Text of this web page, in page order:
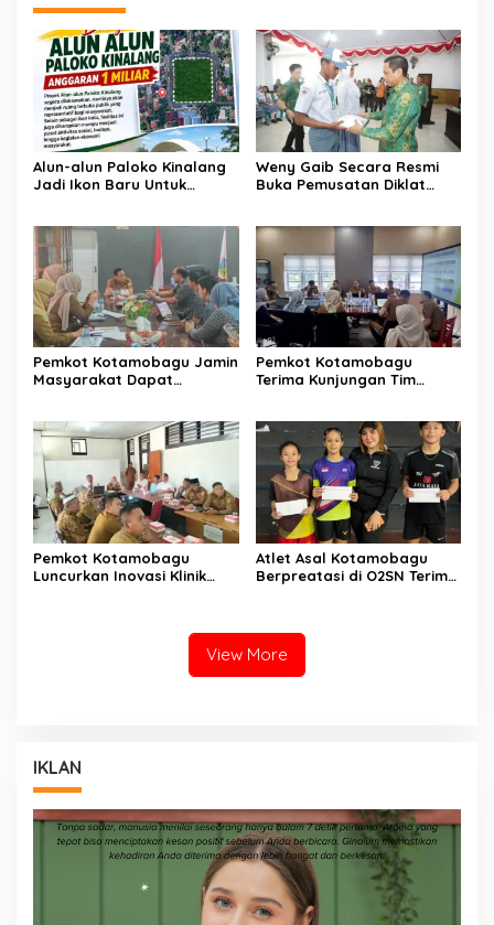
Alun-alun Paloko Kinalang
Jadi Ikon Baru Untuk
Weny Gaib Secara Resmi
Buka Pemusatan Diklat
Pemkot Kotamobagu Jamin
Masyarakat Dapat
Pemkot Kotamobagu
Terima Kunjungan Tim
Pemkot Kotamobagu
Luncurkan Inovasi Klinik
Atlet Asal Kotamobagu
Berpreatasi di O2SN Terima
View More
IKLAN